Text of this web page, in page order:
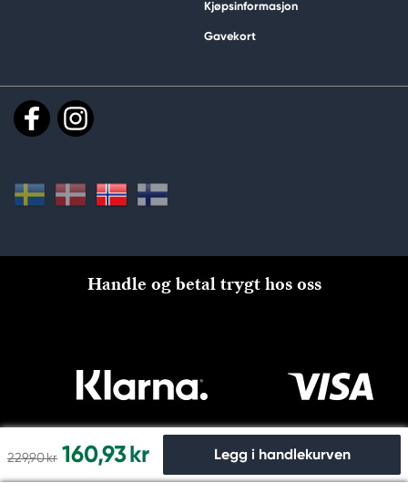
229,90 kr 160,93 kr Legg i handlekurven
Kjøpsinformasjon
Gavekort
Handle og betal trygt hos oss